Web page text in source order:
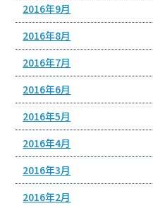
2016年9月
2016年8月
2016年7月
2016年6月
2016年5月
2016年4月
2016年3月
2016年2月